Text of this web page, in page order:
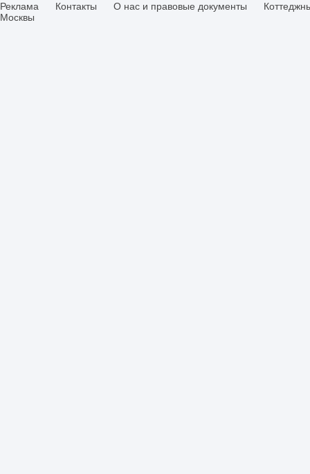
Реклама Контакты О нас и правовые документы
Москвы